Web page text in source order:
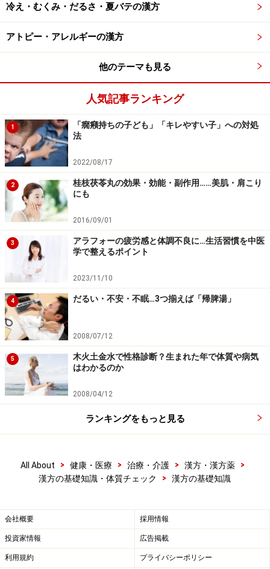
冷え・むくみ・だるさ・夏バテの漢方
アトピー・アレルギーの漢方
他のテーマも見る
人気記事ランキング
1
「癇癪持ちの子ども」「キレやすい子」への対処
法
2022/08/17
2
桂枝茯苓丸の効果・効能・副作用……美肌・肩こり
にも
2016/09/01
3
アラフォーの疲労感と体調不良に…生活習慣を中医
学で整えるポイント
2023/11/10
4 だるい・不安・不眠…3つ揃えば「帰脾湯」
2008/07/12
5
木火土金水で性格診断？生まれた年で体質や病気
はわかるのか
2008/04/12
ランキングをもっと見る
All About > 健康・医療 > 治療・介護 > 漢方・漢方薬
>
漢方の基礎知識・体質チェック
> 漢方の基礎知識
会社概要 採用情報
投資家情報 広告掲載
利用規約 プライバシーポリシー